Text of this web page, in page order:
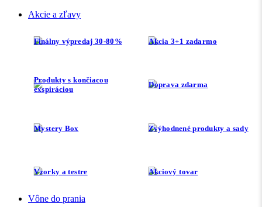
Akcie a zľavy
Finálny výpredaj 30-80% Akcia 3+1 zadarmo
Produkty s končiacou
exspiráciou
Doprava zdarma
Mystery Box Zvýhodnené produkty a sady
Vzorky a testre Akciový tovar
Vône do prania